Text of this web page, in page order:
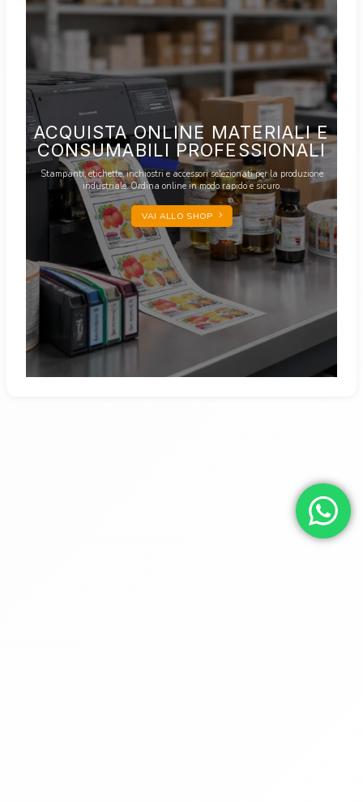
ACQUISTA ONLINE MATERIALI E
CONSUMABILI PROFESSIONALI
Stampanti, etichette, inchiostri e accessori selezionati per la produzione
industriale. Ordina online in modo rapido e sicuro.
VAI ALLO SHOP